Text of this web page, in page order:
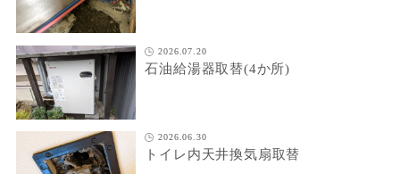
2026.07.20
石油給湯器取替(4か所)
2026.06.30
トイレ内天井換気扇取替